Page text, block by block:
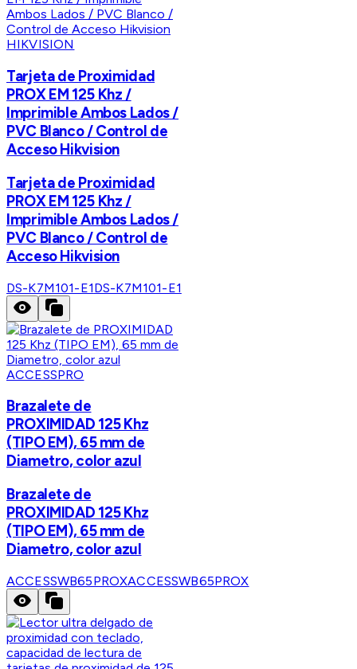
HIKVISION
Tarjeta de Proximidad
PROX EM 125 Khz /
Imprimible Ambos Lados /
PVC Blanco / Control de
Acceso Hikvision
Tarjeta de Proximidad
PROX EM 125 Khz /
Imprimible Ambos Lados /
PVC Blanco / Control de
Acceso Hikvision
DS-K7M101-E1DS-K7M101-E1
ACCESSPRO
Brazalete de
PROXIMIDAD 125 Khz
(TIPO EM), 65 mm de
Diametro, color azul
Brazalete de
PROXIMIDAD 125 Khz
(TIPO EM), 65 mm de
Diametro, color azul
ACCESSWB65PROXACCESSWB65PROX